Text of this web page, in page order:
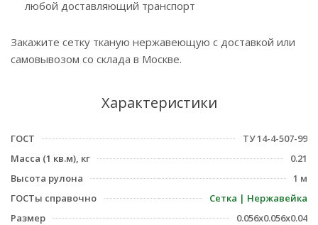
любой доставляющий транспорт
Закажите сетку тканую нержавеющую с доставкой или
самовывозом со склада в Москве.
Характеристики
ГОСТ
ТУ 14-4-507-99
Масса (1 кв.м), кг
0.21
Высота рулона
1 м
ГОСТы справочно
Сетка | Нержавейка
Размер
0.056х0.056х0.04